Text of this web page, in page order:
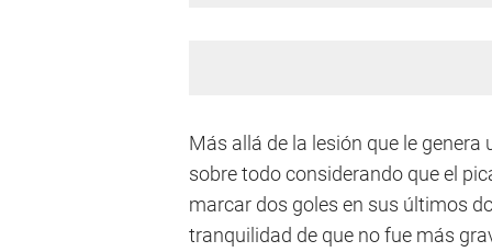
Más allá de la lesión que le
sobre todo considerando que el
marcar dos goles en sus últimos
tranquilidad de que no fue más